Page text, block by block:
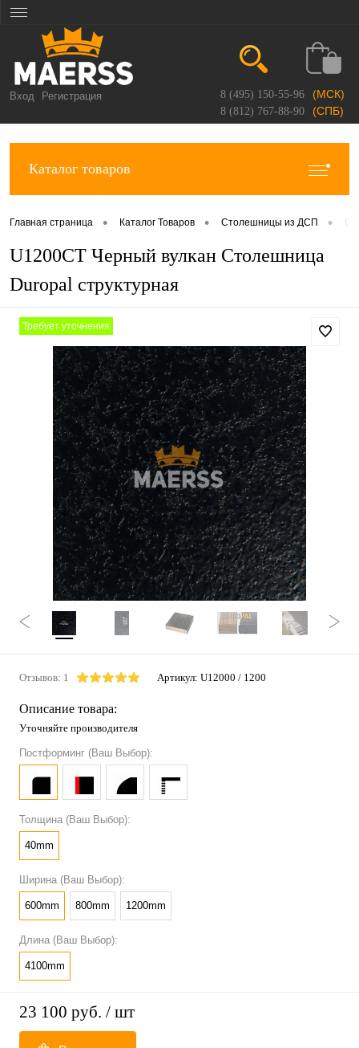
Вход Регистрация 8 (495) 150-55-96 (МСК)
8 (812) 767-88-90 (СПБ)
Каталог товаров
Главная страница • Каталог Товаров • Столешницы из ДСП •
U1200CT Черный вулкан Столешница
Duropal структурная
Требует уточнения
Отзывов: 1 Артикул: U12000 / 1200
Описание товара:
Уточняйте производителя
Постформинг (Ваш Выбор):
Толщина (Ваш Выбор):
40mm
Ширина (Ваш Выбор):
600mm 800mm 1200mm
Длина (Ваш Выбор):
4100mm
23 100 руб. / шт